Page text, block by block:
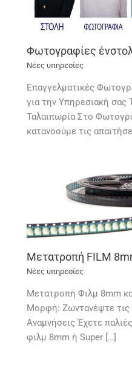
Φωτογραφίες
Νέες υπηρεσίες
Επαγγελματικές
για την Υπηρεσιακή σας
Ταλαιπωρία Στο
κατανοούμε τις
Μετατροπή FILM
Νέες υπηρεσίες
Μετατροπή Φιλμ 8mm
Μορφή: Ζωντανέψτε τις
Αναμνήσεις Έχετε
φιλμ 8mm ή Super […]